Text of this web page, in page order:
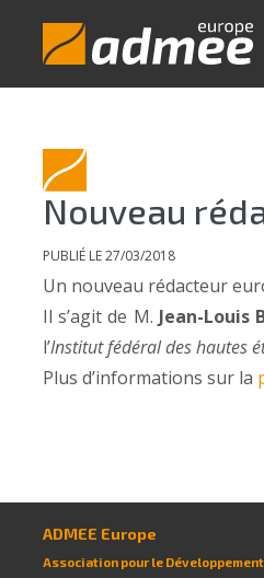
Nouveau
PUBLIÉ LE 27/03/2018
Un nouveau rédacteur
Il s’agit de M. Jean-Louis
l’Institut fédéral des hautes
Plus d’informations sur la
ADMEE Europe
Association pour le